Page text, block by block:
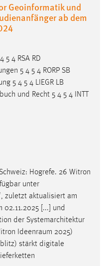
Geoinformatik und
ab dem
5 4 RSA RD
5 4 5 4 RORP SB
5 4 5 4 LIEGR LB
und Recht 5 4 5 4 INTT
Hogrefe. 26 Witron
unter
zuletzt aktualisiert am
02.11.2025 [...] und
der Systemarchitektur
Ideenraum 2025)
stärkt digitale